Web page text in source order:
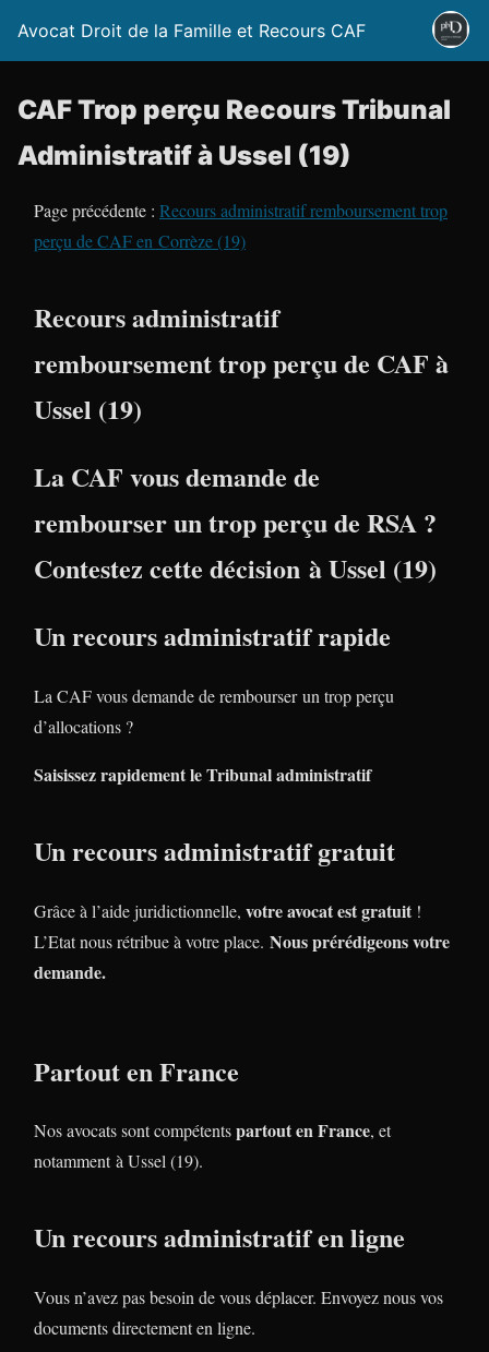
Avocat Droit de la Famille et Recours CAF
CAF Trop perçu Recours Tribunal
Administratif à Ussel (19)
Page précédente : Recours administratif remboursement trop
perçu de CAF en Corrèze (19)
Recours administratif
remboursement trop perçu de CAF à
Ussel (19)
La CAF vous demande de
rembourser un trop perçu de RSA ?
Contestez cette décision à Ussel (19)
Un recours administratif rapide
La CAF vous demande de rembourser un trop perçu
d’allocations ?
Saisissez rapidement le Tribunal administratif
Un recours administratif gratuit
Grâce à l’aide juridictionnelle, votre avocat est gratuit !
L’Etat nous rétribue à votre place. Nous prérédigeons votre
demande.
Partout en France
Nos avocats sont compétentspartout en France, et
notamment à Ussel (19).
Un recours administratif en ligne
Vous n’avez pas besoin de vous déplacer. Envoyez nous vos
documents directement en ligne.